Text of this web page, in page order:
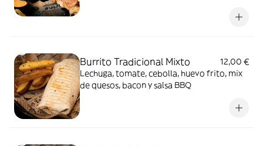
Burrito Tradicional Mixto
12,00 €
Lechuga, tomate, cebolla, huevo frito, mix
de quesos, bacon y salsa BBQ